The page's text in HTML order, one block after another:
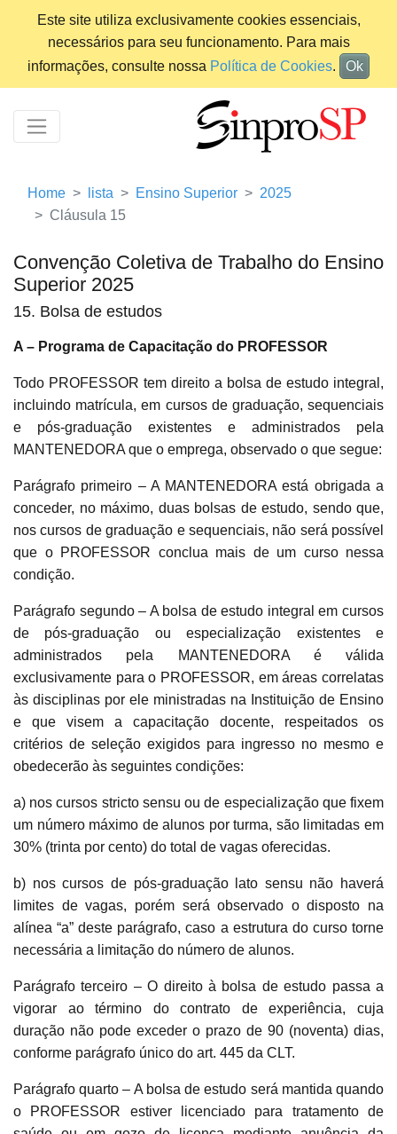
Este site utiliza exclusivamente cookies essenciais,
necessários para seu funcionamento. Para mais
informações, consulte nossa Política de Cookies. Ok
Home lista Ensino Superior
2025
Cláusula 15
Convenção Coletiva de Trabalho do Ensino
Superior 2025
15. Bolsa de estudos
A – Programa de Capacitação do PROFESSOR
Todo PROFESSOR tem direito a bolsa de estudo integral,
incluindo matrícula, em cursos de graduação, sequenciais
e pós-graduação existentes e administrados pela
MANTENEDORA que o emprega, observado o que segue:
Parágrafo primeiro – A MANTENEDORA está obrigada a
conceder, no máximo, duas bolsas de estudo, sendo que,
nos cursos de graduação e sequenciais, não será possível
que o PROFESSOR conclua mais de um curso nessa
condição.
Parágrafo segundo – A bolsa de estudo integral em cursos
de pós-graduação ou especialização existentes e
administrados pela MANTENEDORA é válida
exclusivamente para o PROFESSOR, em áreas correlatas
às disciplinas por ele ministradas na Instituição de Ensino
e que visem a capacitação docente, respeitados os
critérios de seleção exigidos para ingresso no mesmo e
obedecerão às seguintes condições:
a) nos cursos stricto sensu ou de especialização que fixem
um número máximo de alunos por turma, são limitadas em
30% (trinta por cento) do total de vagas oferecidas.
b) nos cursos de pós-graduação lato sensu não haverá
limites de vagas, porém será observado o disposto na
alínea “a” deste parágrafo, caso a estrutura do curso torne
necessária a limitação do número de alunos.
Parágrafo terceiro – O direito à bolsa de estudo passa a
vigorar ao término do contrato de experiência, cuja
duração não pode exceder o prazo de 90 (noventa) dias,
conforme parágrafo único do art. 445 da CLT.
Parágrafo quarto – A bolsa de estudo será mantida quando
o PROFESSOR estiver licenciado para tratamento de